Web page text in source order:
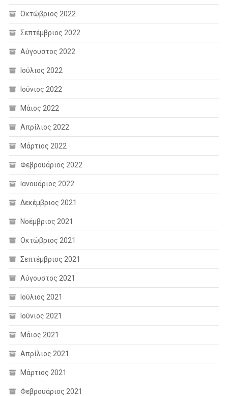
Οκτώβριος 2022
Σεπτέμβριος 2022
Αύγουστος 2022
Ιούλιος 2022
Ιούνιος 2022
Μάιος 2022
Απρίλιος 2022
Μάρτιος 2022
Φεβρουάριος 2022
Ιανουάριος 2022
Δεκέμβριος 2021
Νοέμβριος 2021
Οκτώβριος 2021
Σεπτέμβριος 2021
Αύγουστος 2021
Ιούλιος 2021
Ιούνιος 2021
Μάιος 2021
Απρίλιος 2021
Μάρτιος 2021
Φεβρουάριος 2021